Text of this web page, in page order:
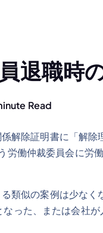
退職時
Read
解除証明書に「解
労働仲裁委員会に
類似の案例は少な
った、または会社